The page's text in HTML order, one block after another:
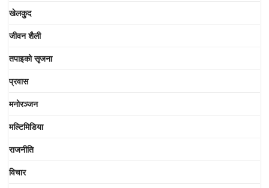
खेलकुद
जीवन शैली
तपाइको सृजना
प्रवास
मनोरञ्जन
मल्टिमिडिया
राजनीति
विचार